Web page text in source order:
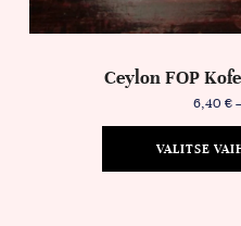
Ceylon FOP
6,40 €
VALITSE